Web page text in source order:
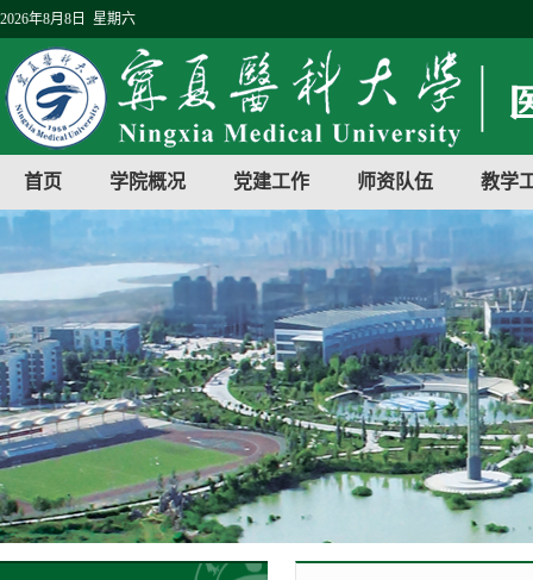
2026年8月8日 星期六
首页 学院概况 党建工作 师资队伍 教学